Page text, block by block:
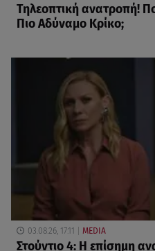
Τηλεοπτική ανατροπή!
Πιο Αδύναμο Κρίκο;
03.08.26, 17:11 MEDIA
Στούντιο 4: Η επίσημη